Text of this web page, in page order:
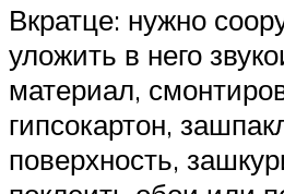
Вкратце: нужно
уложить в него
материал,
гипсокартон,
поверхность,